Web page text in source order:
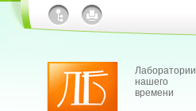
Лаборатории
нашего
времени